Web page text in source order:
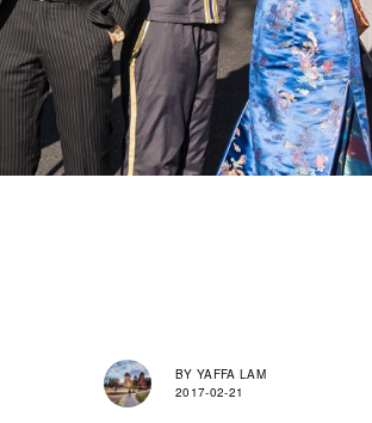
BY YAFFA LAM
2017-02-21